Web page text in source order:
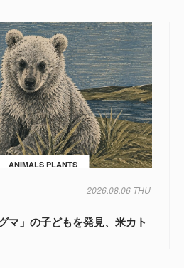
ANIMALS PLANTS
2026.08.06 THU
マ」の子どもを発見、米カト